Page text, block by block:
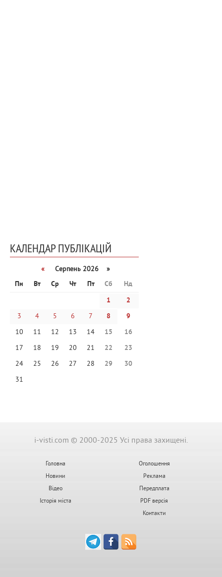
КАЛЕНДАР ПУБЛІКАЦІЙ
«
Серпень 2026 »
Пн
Вт Ср Чт Пт Сб
Нд
1
2
3
4 5 6 7 8
9
10
11 12 13 14 15
16
17
18 19 20 21 22
23
24
25 26 27 28 29
30
31
i-visti.com © 2000-2025 Усі права захищені.
Головна
Новини
Відео
Історія міста
Оголошення
Реклама
Передплата
PDF версія
Контакти